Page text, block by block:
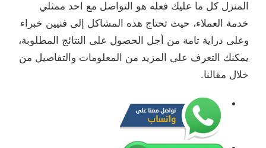
المنزل كل ما عليك فعله هو التواصل مع احد ممثلي
خدمة العملاء، حيث تحتاج هذه المشاكل إلى فنيين خبراء
وعلى دراية تامة من أجل الحصول على النتائج المطلوبة،
يمكنك التعرف على المزيد من المعلومات والتفاصيل من
خلال مقالنا.